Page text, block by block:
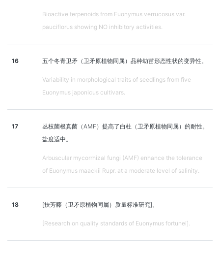
Bioactive terpenoids from Euonymus verrucosus var.
pauciflorus showing NO inhibitory activities.
16 五个冬青卫矛（卫矛原植物同属）品种幼苗形态性状的变异性。
Variability in morphological traits of seedlings from five
Euonymus japonicus cultivars.
17
丛枝菌根真菌（AMF）提高了白杜（卫矛原植物同属）的耐性。
盐度适中。
Arbuscular mycorrhizal fungi (AMF) enhance the tolerance
of Euonymus maackii Rupr. at a moderate level of salinity.
18 [扶芳藤（卫矛原植物同属）质量标准研究]。
[Research on quality standards of Euonymus fortunei].